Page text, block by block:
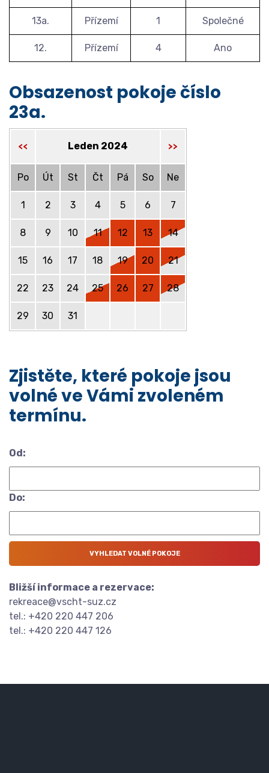
13a. Přízemí 1 Společné
12. Přízemí 4 Ano
Obsazenost pokoje číslo
23a.
<< Leden 2024 >>
Po Út St Čt Pá So Ne
1 2 3 4 5 6 7
8 9 10 11 12 13 14
15 16 17 18 19 20 21
22 23 24 25 26 27 28
29 30 31
Zjistěte, které pokoje jsou
volné ve Vámi zvoleném
termínu.
Od:
Do:
Bližší informace a rezervace:
rekreace@vscht-suz.cz
tel.: +420 220 447 206
tel.: +420 220 447 126